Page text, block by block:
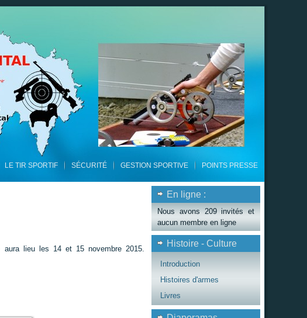
LE TIR SPORTIF SÉCURITÉ GESTION SPORTIVE POINTS PRESSE
aura lieu les 14 et 15 novembre 2015.
En ligne :
Nous avons 209 invités et
aucun membre en ligne
Histoire - Culture
Introduction
Histoires d'armes
Livres